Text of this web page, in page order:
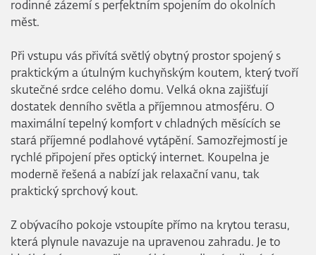
rodinné zázemí s perfektním spojením do okolních
měst.
Při vstupu vás přivítá světlý obytný prostor spojený s
praktickým a útulným kuchyňským koutem, který tvoří
skutečné srdce celého domu. Velká okna zajišťují
dostatek denního světla a příjemnou atmosféru. O
maximální tepelný komfort v chladných měsících se
stará příjemné podlahové vytápění. Samozřejmostí je
rychlé připojení přes optický internet. Koupelna je
moderně řešená a nabízí jak relaxační vanu, tak
praktický sprchový kout.
Z obývacího pokoje vstoupíte přímo na krytou terasu,
která plynule navazuje na upravenou zahradu. Je to